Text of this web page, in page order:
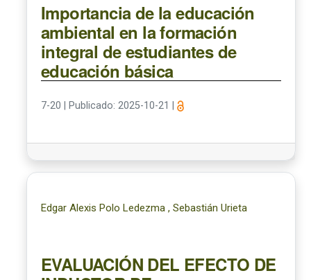
Importancia de la educación
ambiental en la formación
integral de estudiantes de
educación básica
7-20 Publicado: 2025-10-21
Edgar Alexis Polo Ledezma , Sebastián Urieta
EVALUACIÓN DEL EFECTO DE